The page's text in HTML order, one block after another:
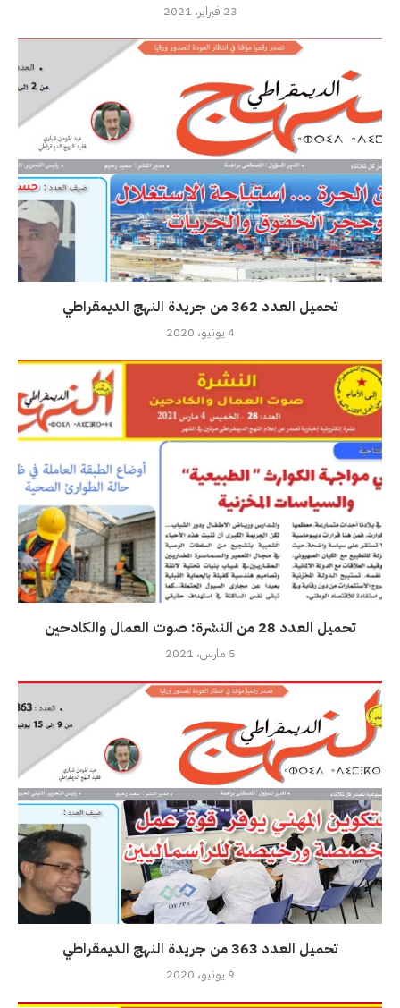
23 فبراير، 2021
تحميل العدد 362 من جريدة النهج الديمقراطي
4 يونيو، 2020
تحميل العدد 28 من النشرة: صوت العمال والكادحين
5 مارس، 2021
تحميل العدد 363 من جريدة النهج الديمقراطي
9 يونيو، 2020